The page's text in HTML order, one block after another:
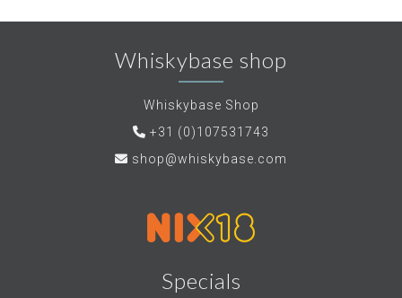
Whiskybase shop
Whiskybase Shop
+31 (0)107531743
shop@whiskybase.com
Specials